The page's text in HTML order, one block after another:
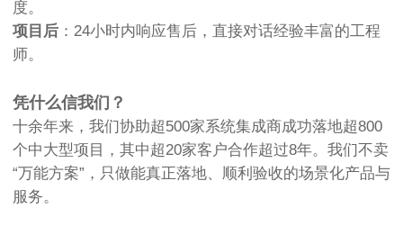
度。
项目后 ：24小时内响应售后，直接对话经验丰富的工程
师。
凭什么信我们？
十余年来，我们协助超500家系统集成商成功落地超800
个中大型项目，其中超20家客户合作超过8年。我们不卖
“万能方案”，只做能真正落地、顺利验收的场景化产品与
服务。